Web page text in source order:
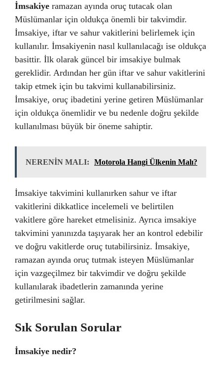
İmsakiye ramazan ayında oruç tutacak olan
Müslümanlar için oldukça önemli bir takvimdir.
İmsakiye, iftar ve sahur vakitlerini belirlemek için
kullanılır. İmsakiyenin nasıl kullanılacağı ise oldukça
basittir. İlk olarak güncel bir imsakiye bulmak
gereklidir. Ardından her gün iftar ve sahur vakitlerini
takip etmek için bu takvimi kullanabilirsiniz.
İmsakiye, oruç ibadetini yerine getiren Müslümanlar
için oldukça önemlidir ve bu nedenle doğru şekilde
kullanılması büyük bir öneme sahiptir.
NERENİN MALI: Motorola Hangi Ülkenin Malı?
İmsakiye takvimini kullanırken sahur ve iftar
vakitlerini dikkatlice incelemeli ve belirtilen
vakitlere göre hareket etmelisiniz. Ayrıca imsakiye
takvimini yanınızda taşıyarak her an kontrol edebilir
ve doğru vakitlerde oruç tutabilirsiniz. İmsakiye,
ramazan ayında oruç tutmak isteyen Müslümanlar
için vazgeçilmez bir takvimdir ve doğru şekilde
kullanılarak ibadetlerin zamanında yerine
getirilmesini sağlar.
Sık Sorulan Sorular
İmsakiye nedir?